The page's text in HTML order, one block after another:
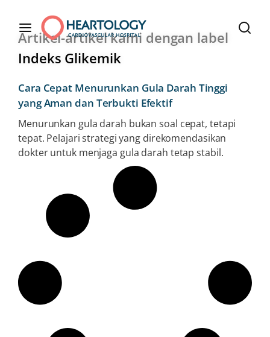
Artikel-artikel kami dengan label
Indeks Glikemik
Cara Cepat Menurunkan Gula Darah Tinggi
yang Aman dan Terbukti Efektif
Menurunkan gula darah bukan soal cepat, tetapi
tepat. Pelajari strategi yang direkomendasikan
dokter untuk menjaga gula darah tetap stabil.